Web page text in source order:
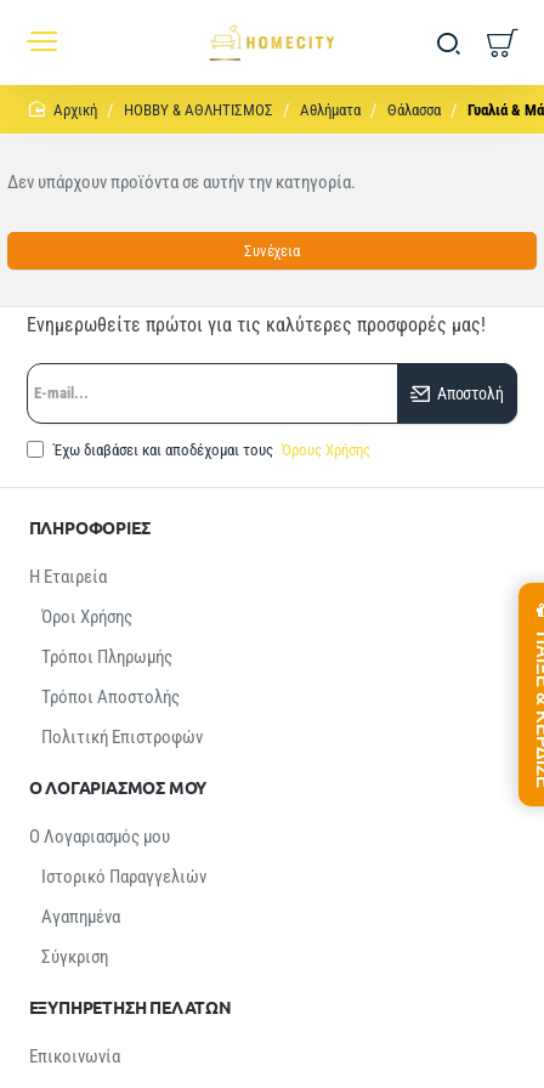
homeHOBBY & ΑΘΛΗΤΙΣΜΟΣ Αθλήματα Θάλασσα Γυαλιά &
Δεν υπάρχουν προϊόντα σε αυτήν την κατηγορία.
Συνέχεια
Ενημερωθείτε πρώτοι για τις καλύτερες προσφορές μας!
E-
mail...
Αποστολή
Έχω διαβάσει και αποδέχομαι τους Όρους Χρήσης
ΠΛΗΡΟΦΟΡΙΕΣ
Η Εταιρεία
Όροι Χρήσης
Τρόποι Πληρωμής
Τρόποι Αποστολής
Πολιτική Επιστροφών
Ο ΛΟΓΑΡΙΑΣΜΟΣ ΜΟΥ
Ο Λογαριασμός μου
Ιστορικό Παραγγελιών
Αγαπημένα
Σύγκριση
ΕΞΥΠΗΡΕΤΗΣΗ ΠΕΛΑΤΩΝ
Επικοινωνία